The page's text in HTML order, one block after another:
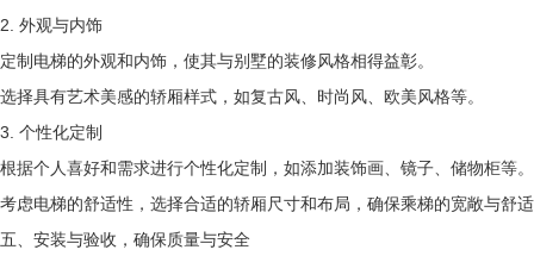
2. 外观与内饰
定制电梯的外观和内饰，使其与别墅的装修风格相得益彰。
选择具有艺术美感的轿厢样式，如复古风、时尚风、欧美风格等。
3. 个性化定制
根据个人喜好和需求进行个性化定制，如添加装饰画、镜子、储物柜等。
考虑电梯的舒适性，选择合适的轿厢尺寸和布局，确保乘梯的宽敞与舒
五、安装与验收，确保质量与安全